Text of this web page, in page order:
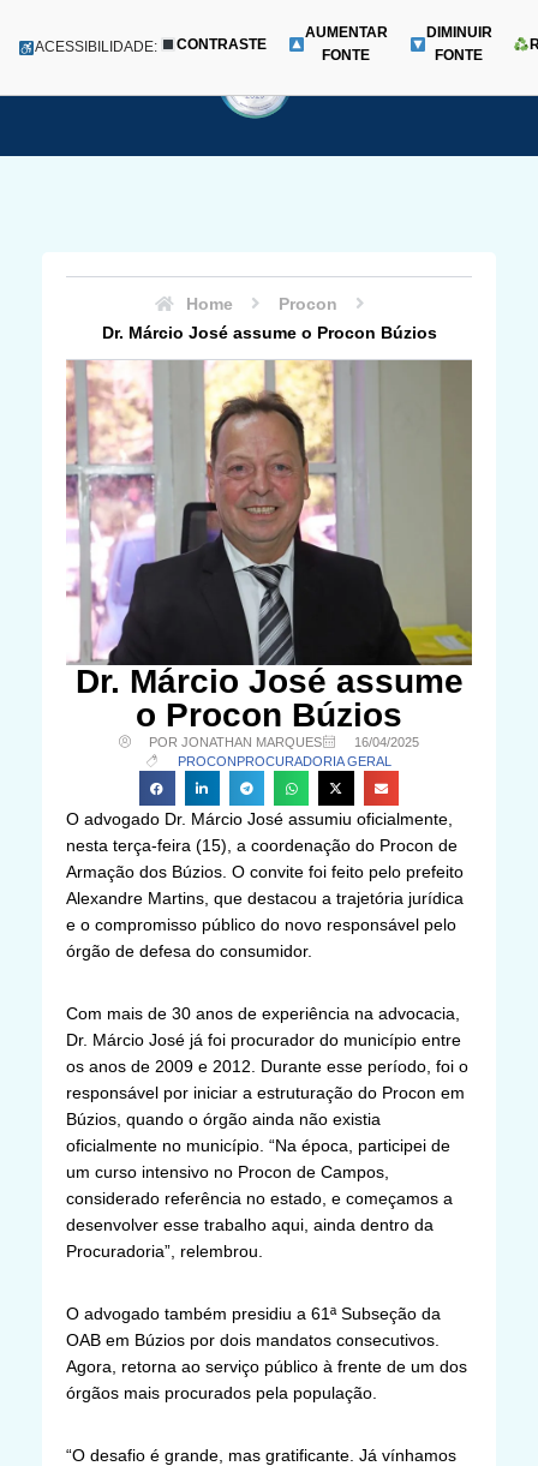
para
Menu
ACESSIBILIDADE: CONTRASTE
AUMENTAR
FONTE
DIMINUIR
FONTE
Home
Procon
Dr. Márcio José assume o Procon Búzios
Dr. Márcio José assume
o Procon Búzios
POR JONATHAN MARQUES
16/04/2025
PROCONPROCURADORIA GERAL
O advogado Dr. Márcio José assumiu oficialmente,
nesta terça-feira (15), a coordenação do Procon de
Armação dos Búzios. O convite foi feito pelo prefeito
Alexandre Martins, que destacou a trajetória jurídica
e o compromisso público do novo responsável pelo
órgão de defesa do consumidor.
Com mais de 30 anos de experiência na advocacia,
Dr. Márcio José já foi procurador do município entre
os anos de 2009 e 2012. Durante esse período, foi o
responsável por iniciar a estruturação do Procon em
Búzios, quando o órgão ainda não existia
oficialmente no município. “Na época, participei de
um curso intensivo no Procon de Campos,
considerado referência no estado, e começamos a
desenvolver esse trabalho aqui, ainda dentro da
Procuradoria”, relembrou.
O advogado também presidiu a 61ª Subseção da
OAB em Búzios por dois mandatos consecutivos.
Agora, retorna ao serviço público à frente de um dos
órgãos mais procurados pela população.
“O desafio é grande, mas gratificante. Já vínhamos